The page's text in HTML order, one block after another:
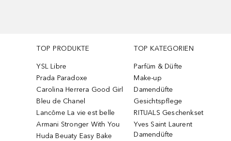
TOP PRODUKTE
YSL Libre
Prada Paradoxe
Carolina Herrera Good Girl
Bleu de Chanel
Lancôme La vie est belle
Armani Stronger With You
Huda Beuaty Easy Bake
TOP KATEGORIEN
Parfüm & Düfte
Make-up
Damendüfte
Gesichtspflege
RITUALS Geschenkset
Yves Saint Laurent
Damendüfte